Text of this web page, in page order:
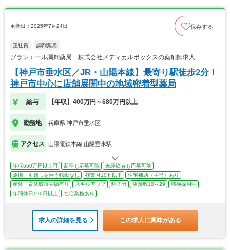
更新日：2025年7月24日 保存する
正社員 調剤薬局
グランエール調剤薬局 株式会社メディカルボックスの薬剤師求人
【神戸市垂水区／JR・山陽本線】最寄り駅徒歩2分！
神戸市中心に店舗展開中の地域密着型薬局
給与 【年収】400万円～680万円以上
勤務地 兵庫県 神戸市垂水区
アクセス 山陽電鉄本線 山陽垂水駅
年収650万円以上可 新卒も応募可能
未経験者も応募可能
原則、引越しを伴う転勤なし
残業月10ｈ以下
住宅補助（手当）あり
産休・育休取得実績有り
スキルアップ 駅チカ 店舗数10～29
積極採用中
年間休日120日以上
在宅業務あり
求人の詳細を見る この求人に興味がある